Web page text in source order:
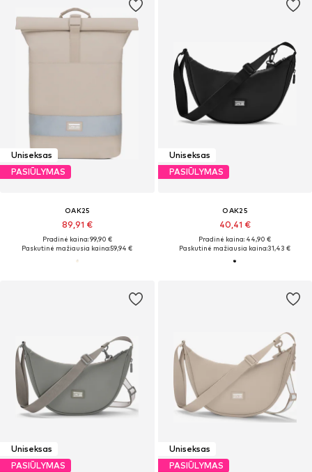
Uniseksas
PASIŪLYMAS
OAK25
89,91 €
Pradinė kaina: 99,90 €
Paskutinė mažiausia kaina:59,94 €
Uniseksas
PASIŪLYMAS
OAK25
40,41 €
Pradinė kaina: 44,90 €
Paskutinė mažiausia kaina:31,43 €
Uniseksas
PASIŪLYMAS
Uniseksas
PASIŪLYMAS